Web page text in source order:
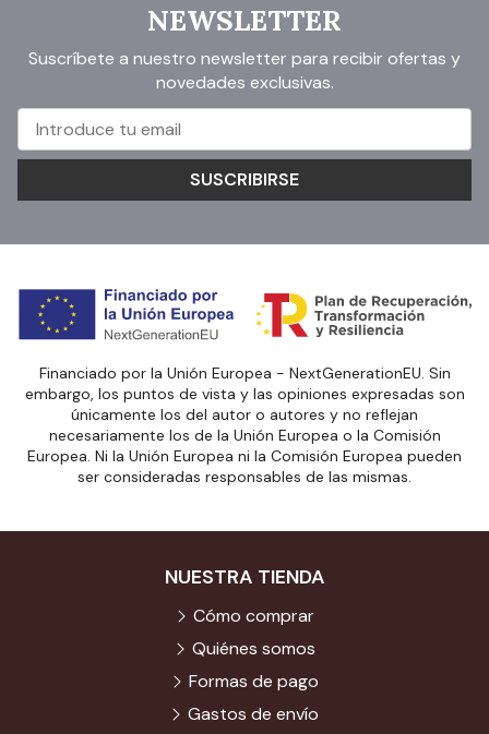
NEWSLETTER
Suscríbete a nuestro newsletter para recibir ofertas y
novedades exclusivas.
SUSCRIBIRSE
Financiado por la Unión Europea - NextGenerationEU. Sin
embargo, los puntos de vista y las opiniones expresadas son
únicamente los del autor o autores y no reflejan
necesariamente los de la Unión Europea o la Comisión
Europea. Ni la Unión Europea ni la Comisión Europea pueden
ser consideradas responsables de las mismas.
NUESTRA TIENDA
Cómo comprar
Quiénes somos
Formas de pago
Gastos de envío